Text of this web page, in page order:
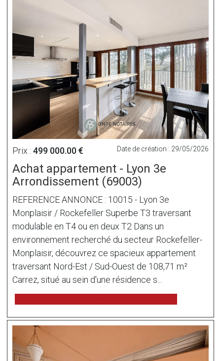
Prix : 499 000.00 € Date de création : 29/05/2026
Achat appartement - Lyon 3e
Arrondissement (69003)
REFERENCE ANNONCE : 10015 - Lyon 3e
Monplaisir / Rockefeller Superbe T3 traversant
modulable en T4 ou en deux T2 Dans un
environnement recherché du secteur Rockefeller-
Monplaisir, découvrez ce spacieux appartement
traversant Nord-Est / Sud-Ouest de 108,71 m²
Carrez, situé au sein d'une résidence s...